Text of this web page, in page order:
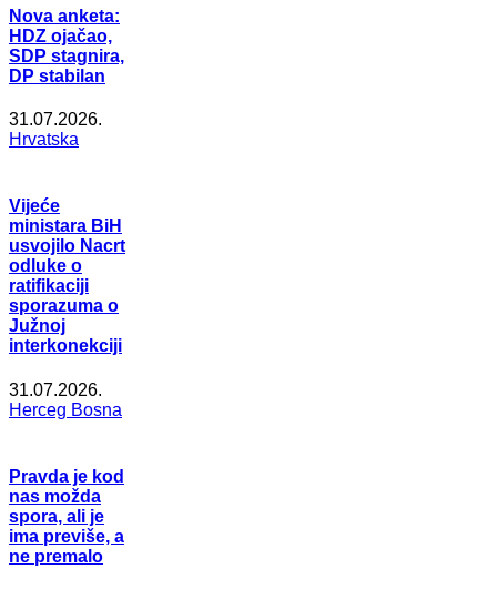
Nova anketa:
HDZ ojačao,
SDP stagnira,
DP stabilan
31.07.2026.
Hrvatska
Vijeće
ministara BiH
usvojilo Nacrt
odluke o
ratifikaciji
sporazuma o
Južnoj
interkonekciji
31.07.2026.
Herceg Bosna
Pravda je kod
nas možda
spora, ali je
ima previše, a
ne premalo